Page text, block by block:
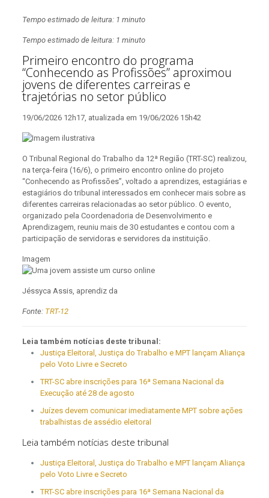
Tempo estimado de leitura: 1 minuto
Tempo estimado de leitura: 1 minuto
Primeiro encontro do programa
“Conhecendo as Profissões” aproximou
jovens de diferentes carreiras e
trajetórias no setor público
19/06/2026 12h17, atualizada em 19/06/2026 15h42
O Tribunal Regional do Trabalho da 12ª Região (TRT-SC) realizou,
na terça-feira (16/6), o primeiro encontro online do projeto
“Conhecendo as Profissões”, voltado a aprendizes, estagiárias e
estagiários do tribunal interessados em conhecer mais sobre as
diferentes carreiras relacionadas ao setor público. O evento,
organizado pela Coordenadoria de Desenvolvimento e
Aprendizagem, reuniu mais de 30 estudantes e contou com a
participação de servidoras e servidores da instituição.
Imagem
Jéssyca Assis, aprendiz da
Fonte: TRT-12
Leia também notícias deste tribunal:
Justiça Eleitoral, Justiça do Trabalho e MPT lançam Aliança
pelo Voto Livre e Secreto
TRT-SC abre inscrições para 16ª Semana Nacional da
Execução até 28 de agosto
Juízes devem comunicar imediatamente MPT sobre ações
trabalhistas de assédio eleitoral
Leia também notícias deste tribunal
Justiça Eleitoral, Justiça do Trabalho e MPT lançam Aliança
pelo Voto Livre e Secreto
TRT-SC abre inscrições para 16ª Semana Nacional da